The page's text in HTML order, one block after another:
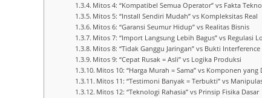
Mitos 4: “Kompatibel Semua Operator” vs Fakta
Mitos 5: “Install Sendiri Mudah” vs Kompleksitas Real
Mitos 6: “Garansi Seumur Hidup” vs Realitas Bisnis
Mitos 7: “Import Langsung Lebih Bagus” vs Regulasi
Mitos 8: “Tidak Ganggu Jaringan” vs Bukti Interference
Mitos 9: “Cepat Rusak = Asli” vs Logika Produksi
Mitos 10: “Harga Murah = Sama” vs Komponen
Mitos 11: “Testimoni Banyak = Terbukti” vs
Mitos 12: “Teknologi Rahasia” vs Prinsip Fisika Dasar